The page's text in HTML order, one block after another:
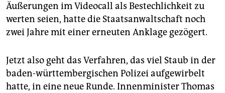
Äußerungen im Videocall als Bestechlichkeit zu
werten seien, hatte die Staatsanwaltschaft noch
zwei Jahre mit einer erneuten Anklage gezögert.
Jetzt also geht das Verfahren, das viel Staub in der
baden-württembergischen Polizei aufgewirbelt
hatte, in eine neue Runde. Innenminister Thomas